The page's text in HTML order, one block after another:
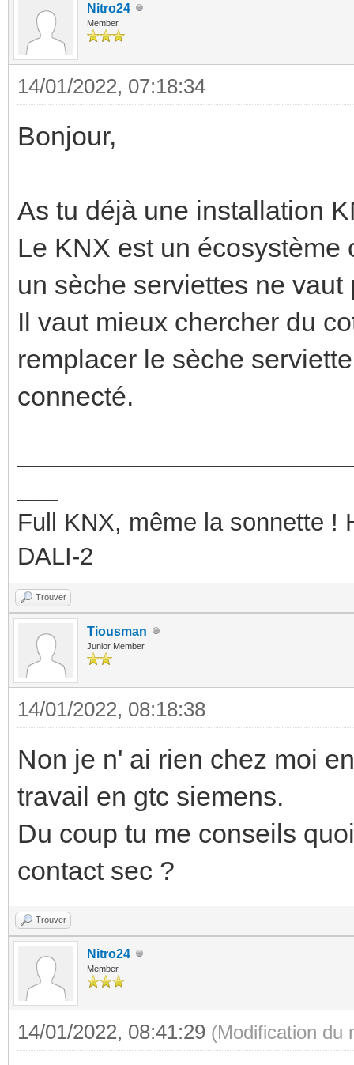
Nitro24
Member
14/01/2022, 07:18:34
Bonjour,
As tu déjà une installation
Le KNX est un écosystème
un sèche serviettes ne vaut
Il vaut mieux chercher du
remplacer le sèche
connecté.
Full KNX, même la sonnette !
DALI-2
Trouver
Tiousman
Junior Member
14/01/2022, 08:18:38
Non je n' ai rien chez moi
travail en gtc siemens.
Du coup tu me conseils
contact sec ?
Trouver
Nitro24
Member
14/01/2022, 08:41:29 (Modification du